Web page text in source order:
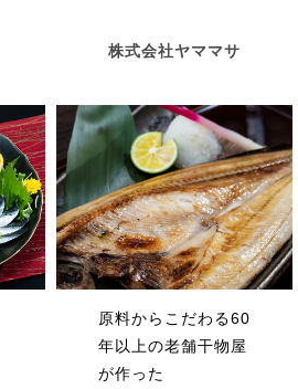
株式会社ヤママサ
原料からこだわる60
年以上の老舗干物屋
が作った